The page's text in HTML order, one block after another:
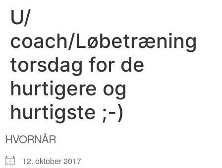
U/
coach/Løbetræning
torsdag for de
hurtigere og
hurtigste ;-)
HVORNÅR
12. oktober 2017